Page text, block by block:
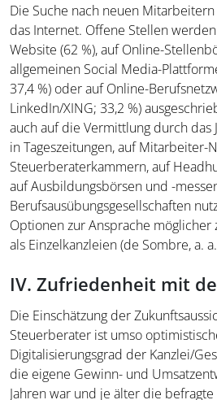
Die Suche nach neuen
das Internet. Offene Stellen
Website (62 %), auf Online-
allgemeinen Social Media-
37,4 %) oder auf Online-
LinkedIn/XING; 33,2 %)
auch auf die Vermittlung durch das
in Tageszeitungen, auf Mitarbeiter-
Steuerberaterkammern, auf
auf Ausbildungsbörsen und -
Berufsausübungsgesellschaften
Optionen zur Ansprache
als Einzelkanzleien (de Sombre, a.
IV. Zufriedenheit mit
Die Einschätzung der
Steuerberater ist umso
Digitalisierungsgrad der Kanzlei/
die eigene Gewinn- und
Jahren war und je älter die befragte